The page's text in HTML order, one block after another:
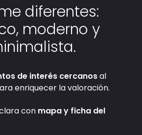
diferentes:
moderno y
de interés cercanosal
enriquecer la valoración.
con mapa y ficha del